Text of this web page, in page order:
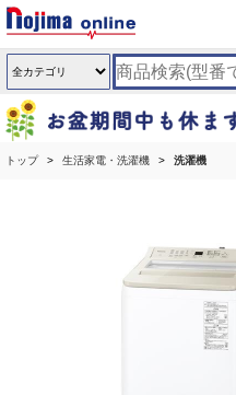
トップ 生活家電・洗濯機 洗濯機